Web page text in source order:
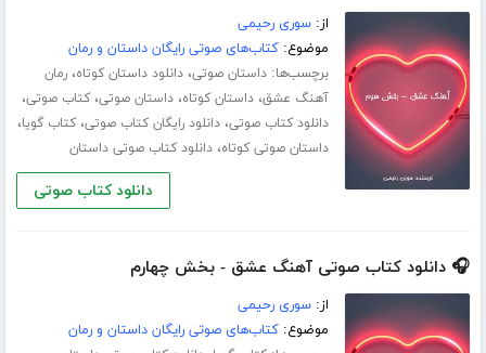
از:سوری رحیمی
موضوع:کتاب‌های صوتی رایگان داستان و رمان
برچسب‌ها:داستان صوتی،دانلود داستان کوتاه،رمان
آهنگ عشق،داستان کوتاه،داستان صوتی،کتاب صوتی،
دانلود کتاب صوتی،دانلود رایگان کتاب صوتی،کتاب گویا،
داستان صوتی کوتاه،دانلود کتاب صوتی داستان
دانلود کتاب صوتی
🎧 دانلود کتاب صوتی آهنگ عشق - بخش چهارم
از:سوری رحیمی
موضوع:کتاب‌های صوتی رایگان داستان و رمان